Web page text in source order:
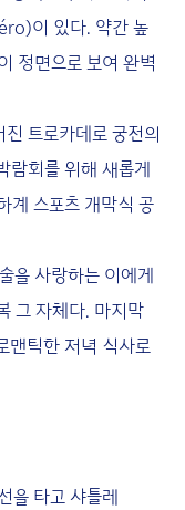
이 있다. 약간 높
정면으로 보여 완벽
트로카데로 궁전의
회를 위해 새롭게
계 스포츠 개막식 공
을 사랑하는 이에게
그 자체다. 마지막
맨틱한 저녁 식사로
타고 샤틀레